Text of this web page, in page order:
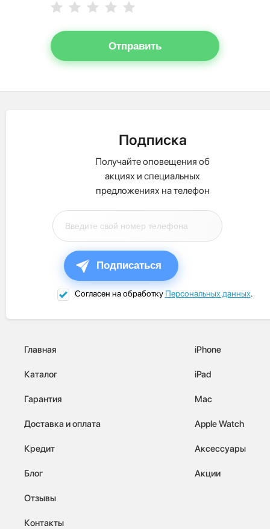
Отправить
Подписка
Получайте оповещения об
акциях и специальных
предложениях на телефон
Подписаться
Согласен на обработку Персональных данных.
Главная
Каталог
Гарантия
Доставка и оплата
Кредит
Блог
Отзывы
Контакты
iPhone
iPad
Mac
Apple Watch
Аксессуары
Акции